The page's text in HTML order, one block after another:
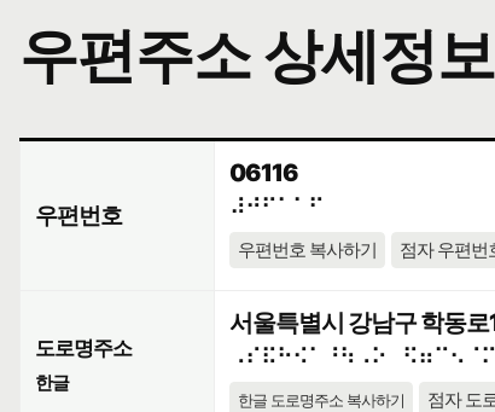
우편주소 상세정보
우편번호
06116
⠼⠚⠋⠁⠁⠋
우편번호 복사하기 점자 우편번
도로명주소
한글
서울특별시 강남구 학동
한글 도로명주소 복사하기 점자 도